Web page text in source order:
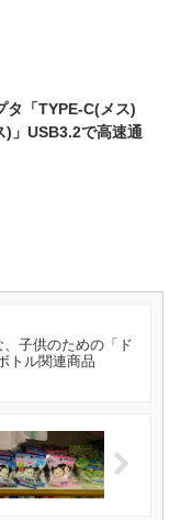
タ「TYPE-C(メス)
)」USB3.2で高速通
、子供のための「ド
トル関連商品